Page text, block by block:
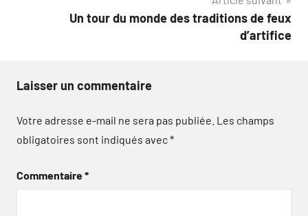
Un tour du monde des traditions de feux
d’artifice
Laisser un commentaire
Votre adresse e-mail ne sera pas publiée. Les champs
obligatoires sont indiqués avec*
Commentaire*